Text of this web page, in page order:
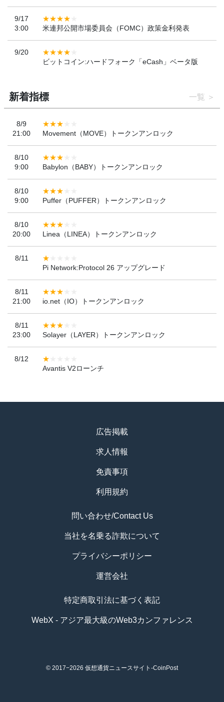
9/17
3:00
米連邦公開市場委員会（FOMC）政策金利発表
9/20
ビットコイン:ハードフォーク「eCash」ベータ版
新着指標 一覧
8/9
21:00
Movement（MOVE）トークンアンロック
8/10
9:00
Babylon（BABY）トークンアンロック
8/10
9:00
Puffer（PUFFER）トークンアンロック
8/10
20:00
Linea（LINEA）トークンアンロック
8/11
Pi Network:Protocol 26 アップグレード
8/11
21:00
io.net（IO）トークンアンロック
8/11
23:00
Solayer（LAYER）トークンアンロック
8/12
Avantis V2ローンチ
広告掲載
求人情報
免責事項
利用規約
問い合わせ/Contact Us
当社を名乗る詐欺について
プライバシーポリシー
運営会社
特定商取引法に基づく表記
WebX - アジア最大級のWeb3カンファレンス
© 2017−2026 仮想通貨ニュースサイト-CoinPost